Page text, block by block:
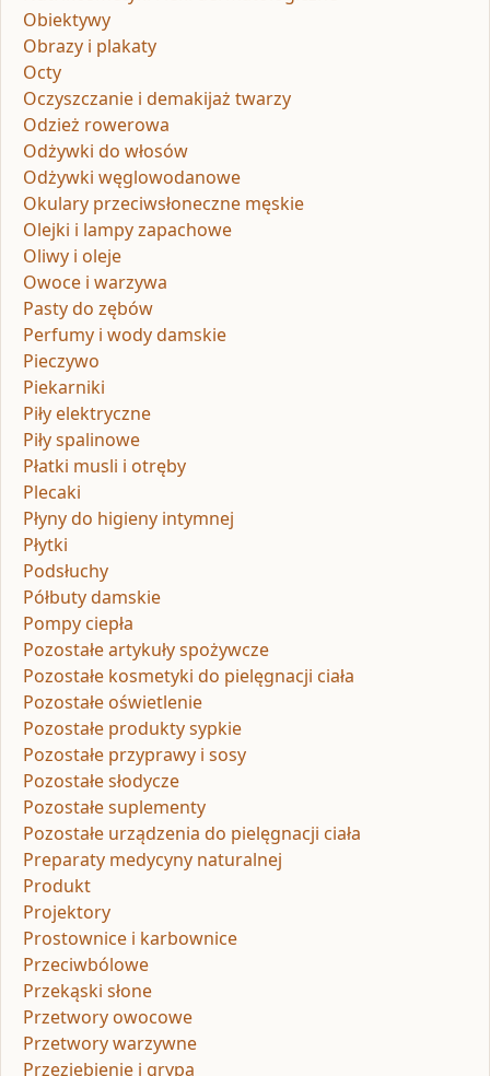
Obiektywy
Obrazy i plakaty
Octy
Oczyszczanie i demakijaż twarzy
Odzież rowerowa
Odżywki do włosów
Odżywki węglowodanowe
Okulary przeciwsłoneczne męskie
Olejki i lampy zapachowe
Oliwy i oleje
Owoce i warzywa
Pasty do zębów
Perfumy i wody damskie
Pieczywo
Piekarniki
Piły elektryczne
Piły spalinowe
Płatki musli i otręby
Plecaki
Płyny do higieny intymnej
Płytki
Podsłuchy
Półbuty damskie
Pompy ciepła
Pozostałe artykuły spożywcze
Pozostałe kosmetyki do pielęgnacji ciała
Pozostałe oświetlenie
Pozostałe produkty sypkie
Pozostałe przyprawy i sosy
Pozostałe słodycze
Pozostałe suplementy
Pozostałe urządzenia do pielęgnacji ciała
Preparaty medycyny naturalnej
Produkt
Projektory
Prostownice i karbownice
Przeciwbólowe
Przekąski słone
Przetwory owocowe
Przetwory warzywne
Przeziębienie i grypa